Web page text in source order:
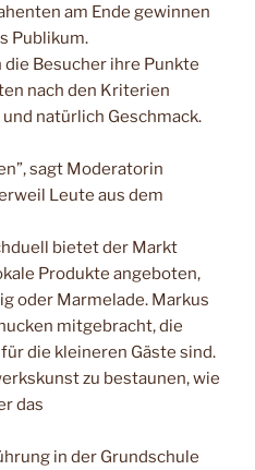
am Ende gewinnen
Publikum.
Besucher ihre Punkte
nach den Kriterien
natürlich Geschmack.
sagt Moderatorin
Leute aus dem
bietet der Markt
Produkte angeboten,
oder Marmelade. Markus
mitgebracht, die
die kleineren Gäste sind.
zu bestaunen, wie
das
in der Grundschule